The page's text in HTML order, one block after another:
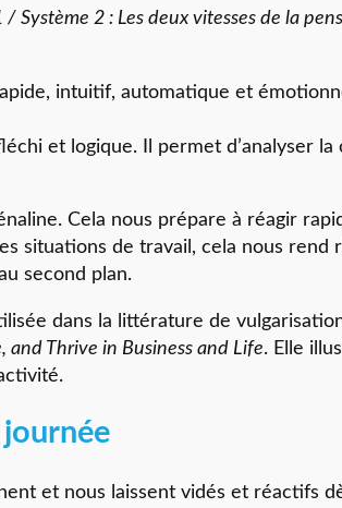
/ Système 2 : Les deux vitesses de la
intuitif, automatique et
et logique. Il permet d’analyser la
Cela nous prépare à réagir
situations de travail, cela nous
second plan.
dans la littérature de
and Thrive in Business and Life. Elle
et nous laissent vidés et réactifs